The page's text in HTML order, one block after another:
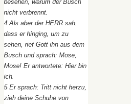
besehen, warum der Busch
nicht verbrennt.
4 Als aber der HERR sah,
dass er hinging, um zu
sehen, rief Gott ihn aus dem
Busch und sprach: Mose,
Mose! Er antwortete: Hier bin
ich.
5 Er sprach: Tritt nicht herzu,
zieh deine Schuhe von